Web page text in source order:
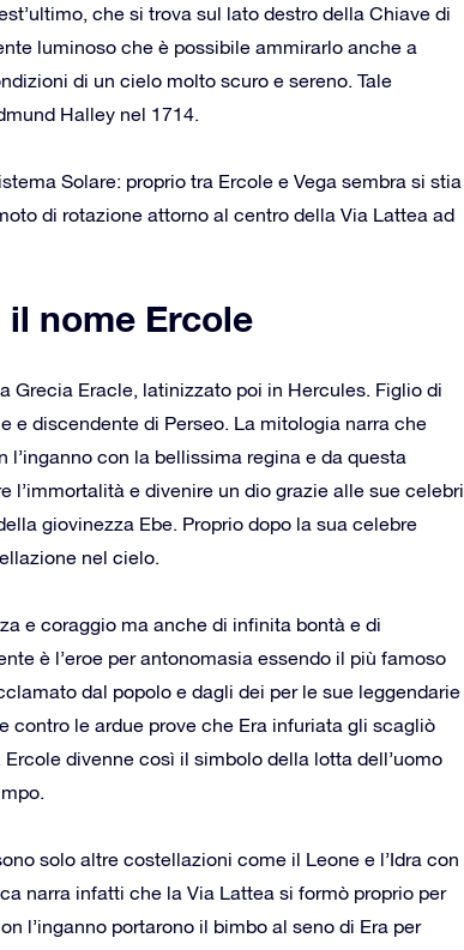
che si trova sul lato destro della Chiave di
luminoso che è possibile ammirarlo anche a
di un cielo molto scuro e sereno. Tale
Halley nel 1714.
Solare: proprio tra Ercole e Vega sembra si stia
di rotazione attorno al centro della Via Lattea ad
nome Ercole
Grecia Eracle, latinizzato poi in Hercules. Figlio di
e discendente di Perseo. La mitologia narra che
con la bellissima regina e da questa
l’immortalità e divenire un dio grazie alle sue celebri
giovinezza Ebe. Proprio dopo la sua celebre
nel cielo.
e coraggio ma anche di infinita bontà e di
è l’eroe per antonomasia essendo il più famoso
dal popolo e dagli dei per le sue leggendarie
le ardue prove che Era infuriata gli scagliò
divenne così il simbolo della lotta dell’uomo
solo altre costellazioni come il Leone e l’Idra con
narra infatti che la Via Lattea si formò proprio per
l’inganno portarono il bimbo al seno di Era per